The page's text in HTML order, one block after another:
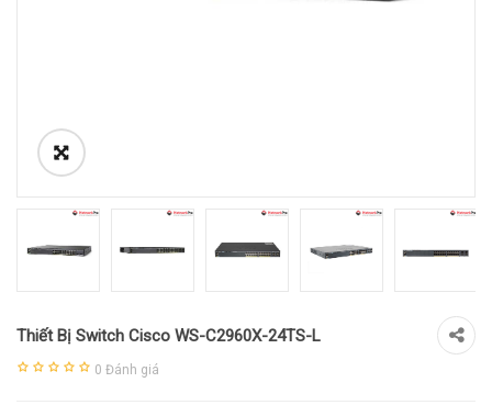
Thiết Bị Switch Cisco WS-C2960X-24TS-L
0 Đánh giá